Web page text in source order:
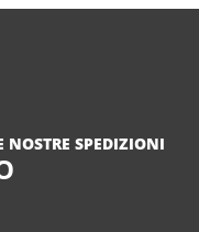
SPEDIZIONI